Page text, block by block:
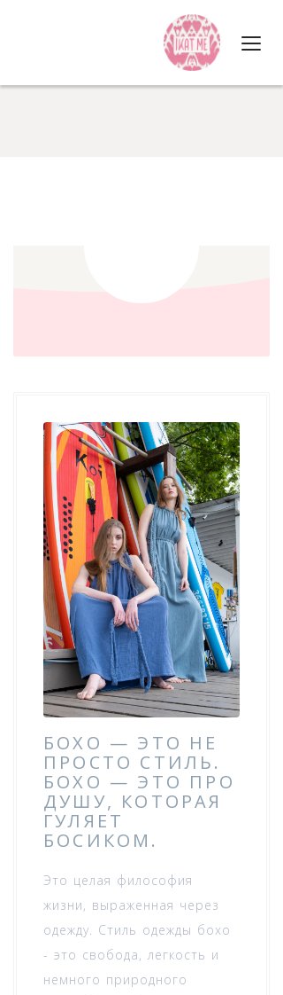
БОХО — ЭТО НЕ
ПРОСТО СТИЛЬ.
БОХО — ЭТО ПРО
ДУШУ, КОТОРАЯ
ГУЛЯЕТ
БОСИКОМ.
Это целая философия
жизни, выраженная через
одежду. Стиль одежды бохо
- это свобода, легкость и
немного природного